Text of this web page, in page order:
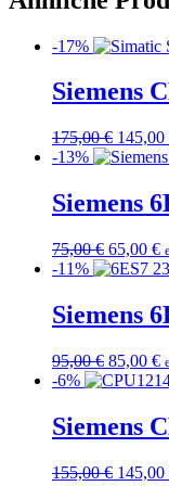
-17%
Siemens
175,00€
Preis
175,00
145,00
-13%
Siemens
75,00€
Preis
75,00 €
65,00 €
-11%
Siemens
95,00€
Preis
95,00 €
85,00 €
-6%
Siemens
155,00€ 145,00